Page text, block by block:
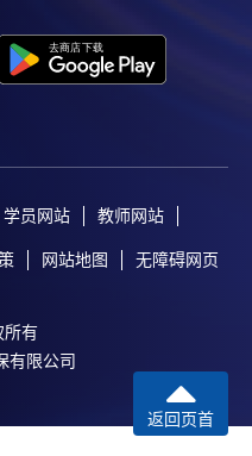
学员网站 教师网站
网站地图 无障碍网页
所有
有限公司
返回页首